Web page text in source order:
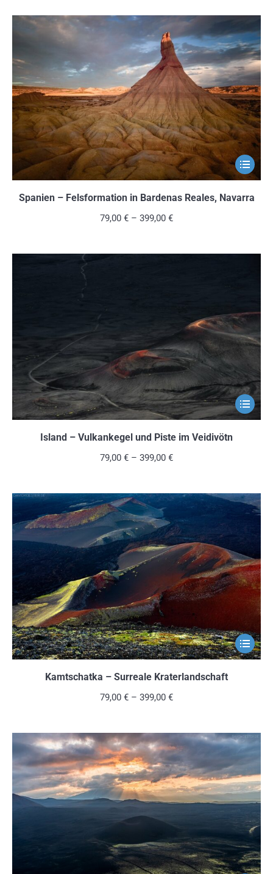
Optionen
können
auf
der
gewählt
werden
Dieses
Produkt
weist
auf
der
gewählt
werden
Spanien – Felsformation in Bardenas Reales, Navarra
79,00 € – 399,00 €
Dieses
Produkt
Die
auf
der
gewählt
werden
Island – Vulkankegel und Piste im Veidivötn
79,00 € – 399,00 €
Dieses
Produkt
Die
können
auf
der
gewählt
werden
Kamtschatka – Surreale Kraterlandschaft
79,00 € – 399,00 €